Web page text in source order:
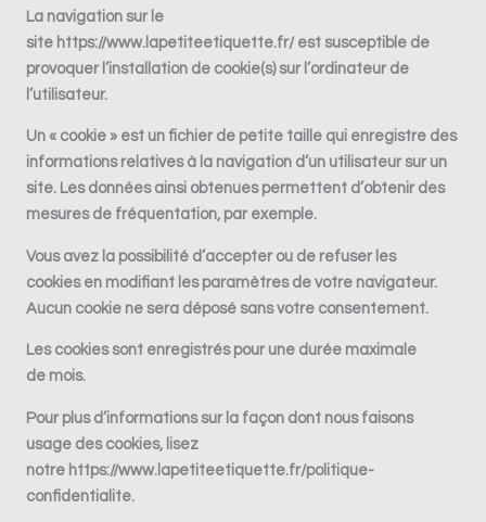
La navigation sur le
site https://www.lapetiteetiquette.fr/est susceptible de
provoquer l’installation de cookie(s) sur l’ordinateur de
l’utilisateur.
Un « cookie » est un fichier de petite taille qui enregistre des
informations relatives à la navigation d’un utilisateur sur un
site. Les données ainsi obtenues permettent d’obtenir des
mesures de fréquentation, par exemple.
Vous avez la possibilité d’accepter ou de refuser les
cookiesen modifiant les paramètres de votre navigateur.
Aucun cookie ne sera déposé sans votre consentement.
Les cookies sont enregistrés pour une durée maximale
de mois.
Pour plus d’informations sur la façon dont nous faisons
usage des cookies, lisez
notre https://www.lapetiteetiquette.fr/politique-
confidentialite.